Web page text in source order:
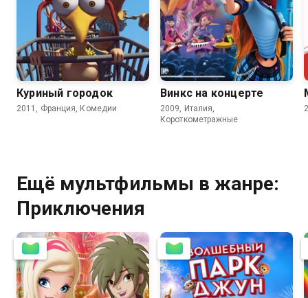
4.7
Куриный городок
2011, Франция, Комедии
4.6
Винкс на концерте
2009, Италия,
Короткометражные
Ещё мультфильмы в жанре:
Приключения